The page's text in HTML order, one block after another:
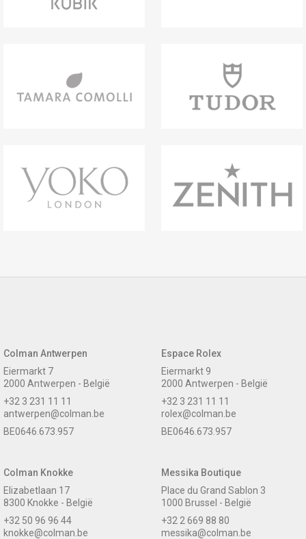
Colman Antwerpen
Eiermarkt 7
2000 Antwerpen - België
+32 3 231 11 11
antwerpen@colman.be
BE0646.673.957
Espace Rolex
Eiermarkt 9
2000 Antwerpen - België
+32 3 231 11 11
rolex@colman.be
BE0646.673.957
Colman Knokke
Elizabetlaan 17
8300 Knokke - België
+32 50 96 96 44
knokke@colman.be
Messika Boutique
Place du Grand Sablon 3
1000 Brussel - België
+32 2 669 88 80
messika@colman.be